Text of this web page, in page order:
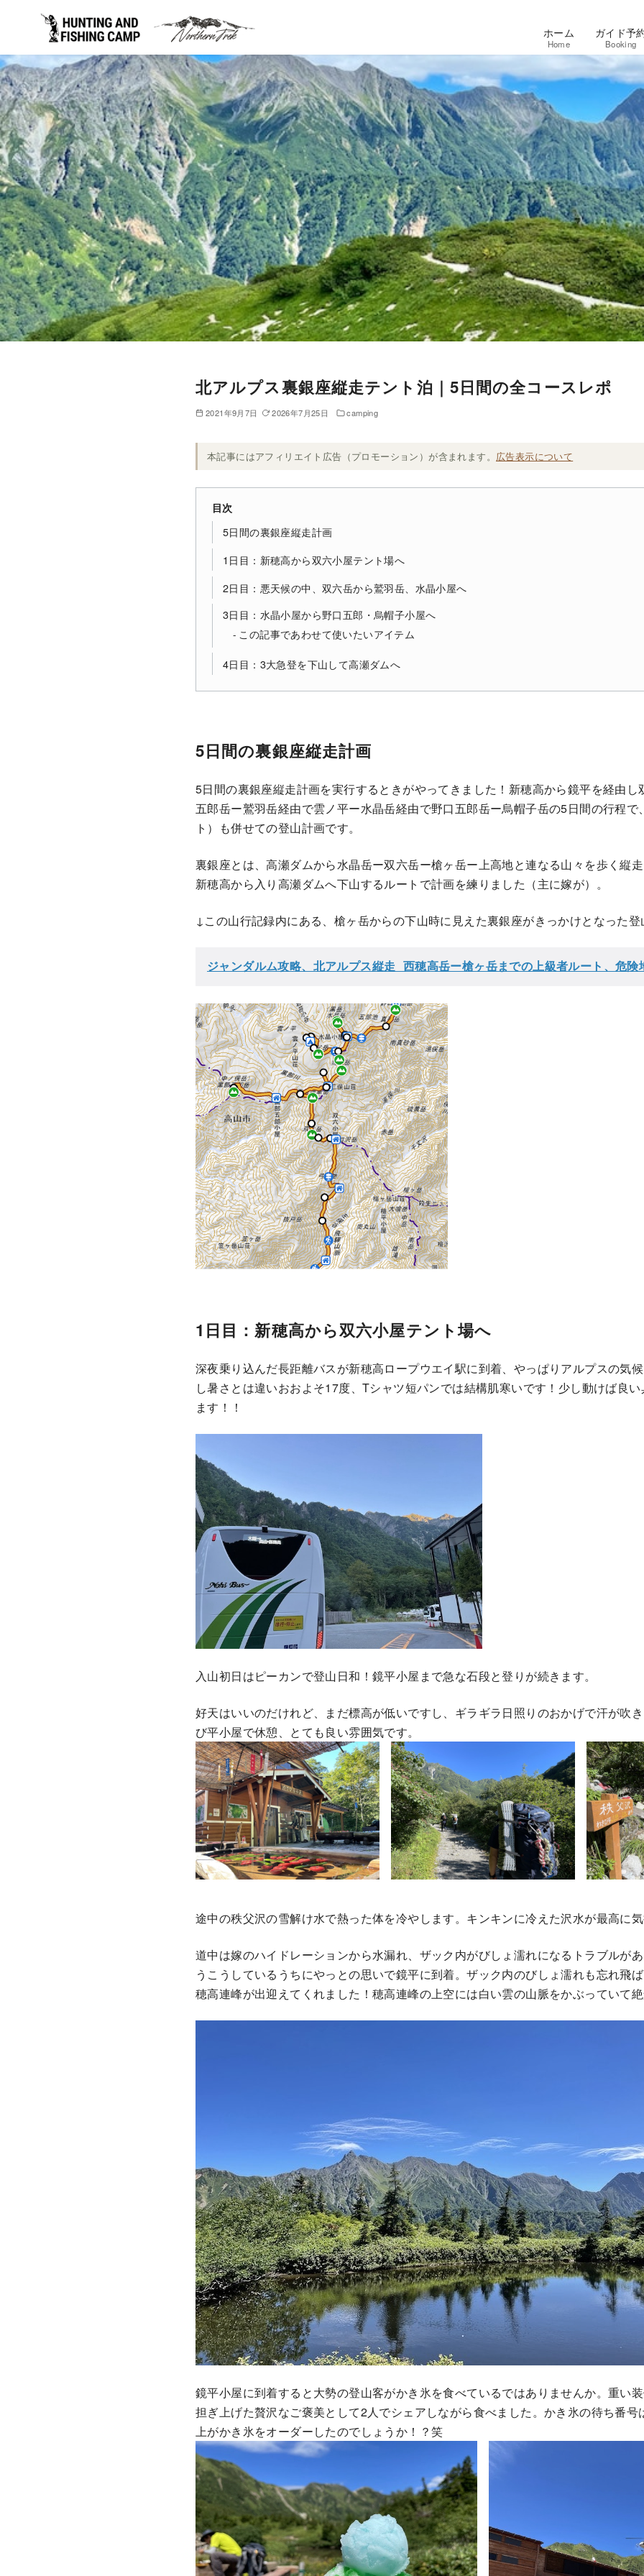
コ
ン
テ
ン
ツ
へ
移
動
ホーム
Home
ガイド予
Booking
北アルプス裏銀座縦走テント泊｜5日間の全コースレポ
2021年9月7日 2026年7月25日 camping
本記事にはアフィリエイト広告（プロモーション）が含まれます。 広告表示について
目次
5日間の裏銀座縦走計画
1日目：新穂高から双六小屋テント場へ
2日目：悪天候の中、双六岳から鷲羽岳、水晶小屋へ
3日目：水晶小屋から野口五郎・烏帽子小屋へ
この記事であわせて使いたいアイテム
4日目：3大急登を下山して高瀬ダムへ
5日間の裏銀座縦走計画
5日間の裏銀座縦走計画を実行するときがやってきました！新穂高から鏡平を経由
五郎岳ー鷲羽岳経由で雲ノ平ー水晶岳経由で野口五郎岳ー烏帽子岳の5日間の行程
ト）も併せての登山計画です。
裏銀座とは、高瀬ダムから水晶岳ー双六岳ー槍ヶ岳ー上高地と連なる山々を歩く縦
新穂高から入り高瀬ダムへ下山するルートで計画を練りました（主に嫁が）。
↓この山行記録内にある、槍ヶ岳からの下山時に見えた裏銀座がきっかけとなった
ジャンダルム攻略、北アルプス縦走 西穂高岳ー槍ヶ岳までの上級者ルート、危険
1日目：新穂高から双六小屋テント場へ
深夜乗り込んだ長距離バスが新穂高ロープウエイ駅に到着、やっぱりアルプスの気
し暑さとは違いおおよそ17度、Tシャツ短パンでは結構肌寒いです！少し動けば良
ます！！
入山初日はピーカンで登山日和！鏡平小屋まで急な石段と登りが続きます。
好天はいいのだけれど、まだ標高が低いですし、ギラギラ日照りのおかげで汗が吹
び平小屋で休憩、とても良い雰囲気です。
途中の秩父沢の雪解け水で熱った体を冷やします。キンキンに冷えた沢水が最高に
道中は嫁のハイドレーションから水漏れ、ザック内がびしょ濡れになるトラブルが
うこうしているうちにやっとの思いで鏡平に到着。ザック内のびしょ濡れも忘れ飛
穂高連峰が出迎えてくれました！穂高連峰の上空には白い雲の山脈をかぶっていて
鏡平小屋に到着すると大勢の登山客がかき氷を食べているではありませんか。重い
担ぎ上げた贅沢なご褒美として2人でシェアしながら食べました。かき氷の待ち番
上がかき氷をオーダーしたのでしょうか！？笑